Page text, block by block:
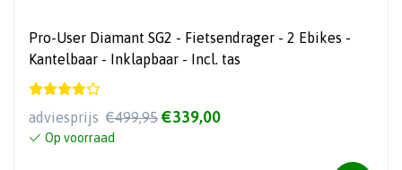
Pro-User Diamant SG2 - Fietsendrager - 2 Ebikes -
Kantelbaar - Inklapbaar - Incl. tas
adviesprijs €499,95 €339,00
Op voorraad